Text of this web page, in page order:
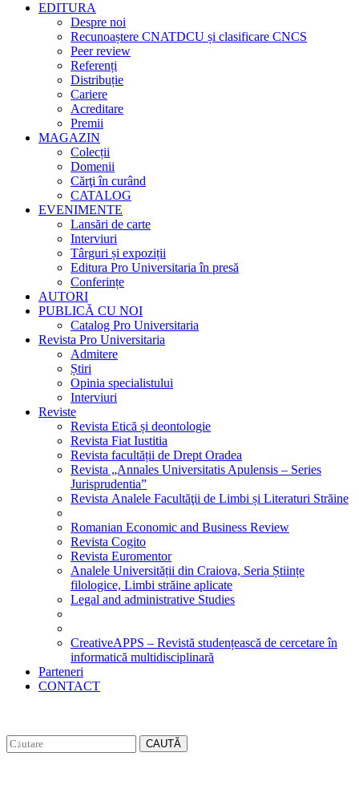
EDITURA
Despre noi
Recunoaștere CNATDCU și clasificare CNCS
Peer review
Referenți
Distribuție
Cariere
Acreditare
Premii
MAGAZIN
Colecții
Domenii
Cărţi în curând
CATALOG
EVENIMENTE
Lansări de carte
Interviuri
Târguri și expoziții
Editura Pro Universitaria în presă
Conferințe
AUTORI
PUBLICĂ CU NOI
Catalog Pro Universitaria
Revista Pro Universitaria
Admitere
Știri
Opinia specialistului
Interviuri
Reviste
Revista Etică și deontologie
Revista Fiat Iustitia
Revista facultății de Drept Oradea
Revista „Annales Universitatis Apulensis – Series
Jurisprudentia”
Revista Analele Facultăţii de Limbi și Literaturi Străine
Romanian Economic and Business Review
Revista Cogito
Revista Euromentor
Analele Universității din Craiova, Seria Științe
filologice, Limbi străine aplicate
Legal and administrative Studies
CreativeAPPS – Revistă studențească de cercetare în
informatică multidisciplinară
Parteneri
CONTACT
CAUTĂ